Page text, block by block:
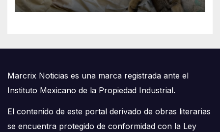
Marcrix Noticias es una marca registrada ante el
Instituto Mexicano de la Propiedad Industrial.
El contenido de este portal derivado de obras literarias
se encuentra protegido de conformidad con la Ley